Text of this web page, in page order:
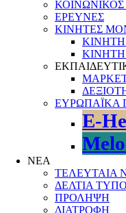
ΕΡΕΥΝΕΣ
ΚΙΝΗΤΕΣ
ΕΥΡΩΠΑΪΚΑ
E-
ΝΕΑ
ΤΕΛΕΥΤΑΙΑ
ΔΕΛΤΙΑ
ΠΡΟΛΗΨΗ
ΔΙΑΤΡΟΦΗ
Κατηγορία:
Eπιτακτική η
Posted on 21 Ιουνίου, 2026
Στήριξη ασθενών,